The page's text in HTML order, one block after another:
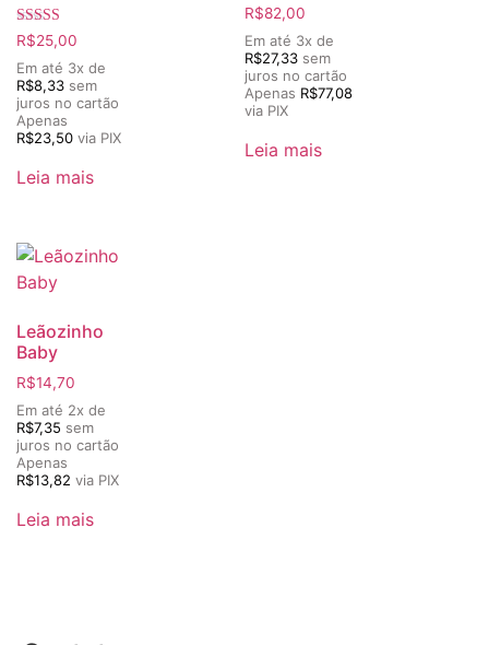
Avaliação
5.00
de 5
R$25,00
Em até 3x de
R$8,33 sem
juros no cartão
Apenas
R$23,50 via PIX
Leia mais
R$82,00
Em até 3x de
R$27,33 sem
juros no cartão
Apenas R$77,08
via PIX
Leia mais
Leãozinho
Baby
R$14,70
Em até 2x de
R$7,35 sem
juros no cartão
Apenas
R$13,82 via PIX
Leia mais